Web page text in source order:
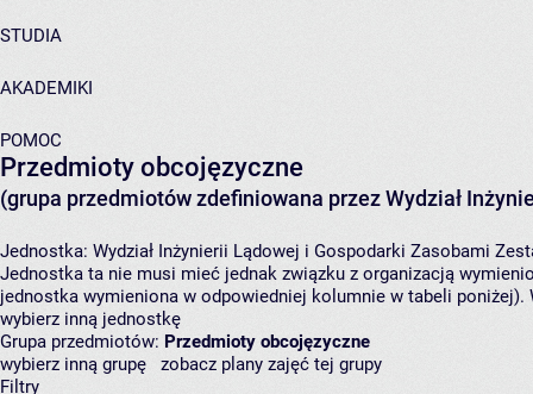
STUDIA
AKADEMIKI
POMOC
Przedmioty obcojęzyczne
(grupa przedmiotów zdefiniowana przez Wydział
Jednostka: Wydział Inżynierii Lądowej i Gospodarki Zasobami
Jednostka ta nie musi mieć jednak związku z organizacją
jednostka wymieniona w odpowiedniej kolumnie w tabeli
wybierz inną jednostkę
Grupa przedmiotów: Przedmioty obcojęzyczne
wybierz inną grupę
zobacz plany zajęć tej grupy
Filtry